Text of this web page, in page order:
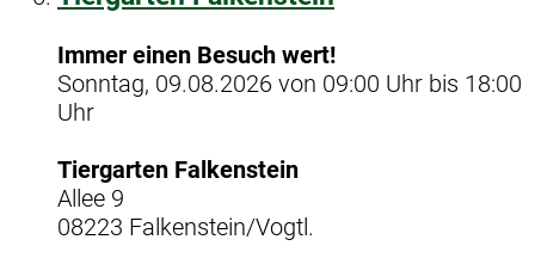
Immer einen Besuch wert!
Sonntag, 09.08.2026 von 09:00 Uhr bis 18:00
Uhr
Tiergarten Falkenstein
Allee 9
08223 Falkenstein/Vogtl.